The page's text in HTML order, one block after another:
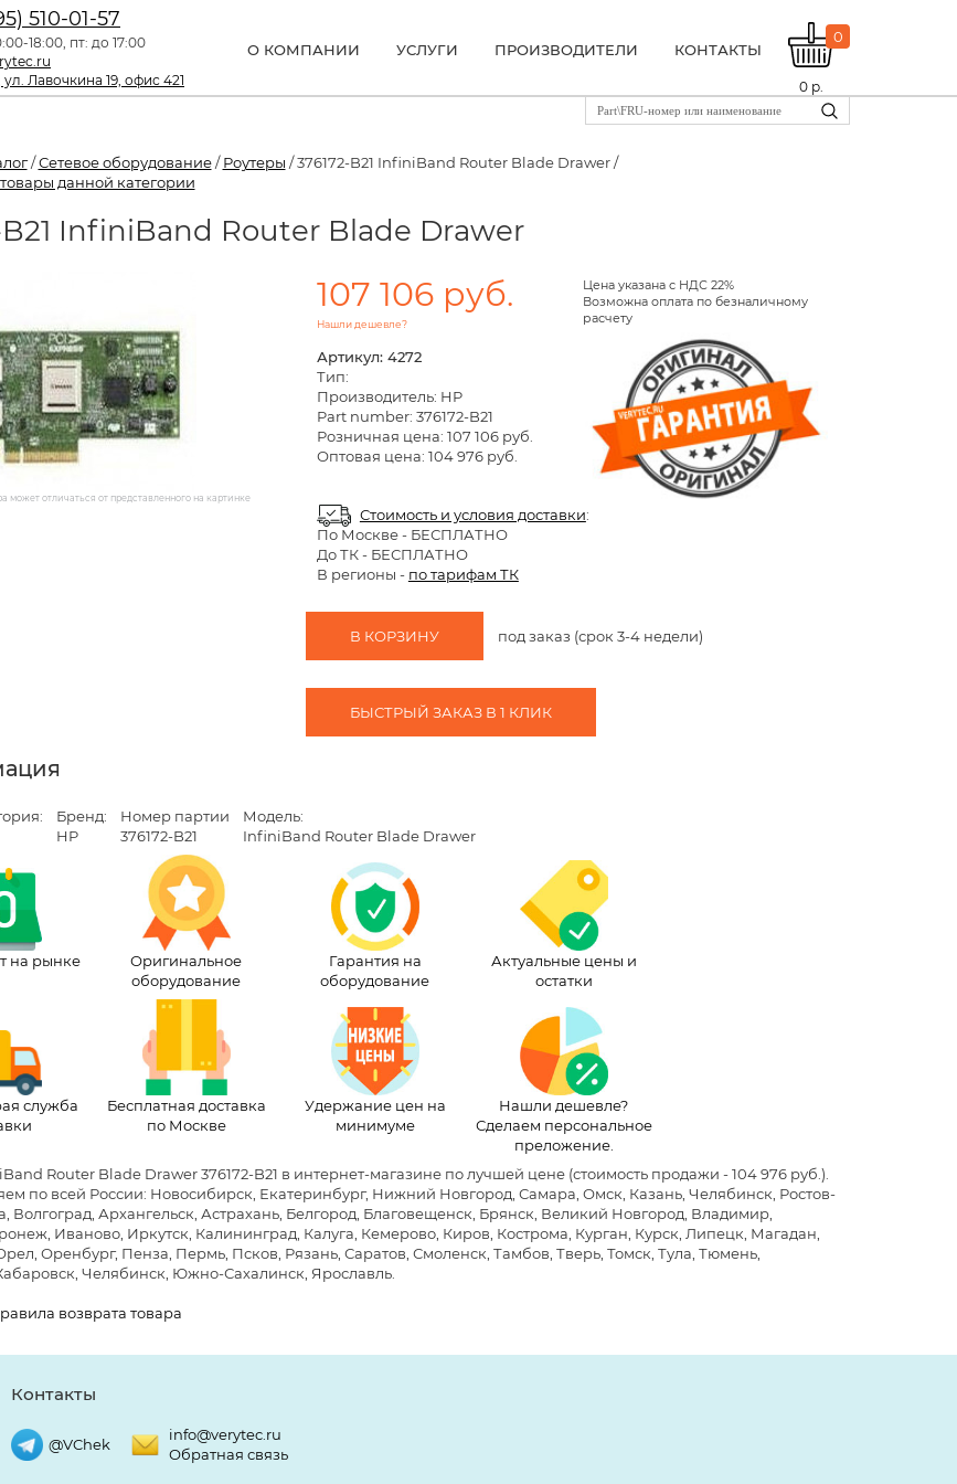
510-01-57
18:00, пт: до 17:00
Лавочкина 19, офис 421
О КОМПАНИИ УСЛУГИ ПРОИЗВОДИТЕЛИ КОНТАКТЫ
0
0 р.
/Сетевое оборудование/Роутеры / 376172-B21 InfiniBand Router Blade Drawer /
данной категории
B21 InfiniBand Router Blade Drawer
может отличаться от представленного на картинке
107 106 руб.
Нашли дешевле?
Цена указана с НДС 22%
Возможна оплата по безналичному
расчету
Артикул: 4272
Тип:
Производитель: HP
Part number: 376172-B21
Розничная цена: 107 106 руб.
Оптовая цена: 104 976 руб.
Стоимость и условия доставки:
По Москве- БЕСПЛАТНО
До ТК - БЕСПЛАТНО
В регионы - по тарифам ТК
В КОРЗИНУ под заказ (срок 3-4 недели)
БЫСТРЫЙ ЗАКАЗ В 1 КЛИК
Бренд:
HP
Номер партии
376172-B21
Модель:
InfiniBand Router Blade Drawer
на рынке
Оригинальное
оборудование
Гарантия на
оборудование
Актуальные цены и
остатки
служба
Бесплатная доставка
по Москве
Удержание цен на
минимуме
Нашли дешевле?
Сделаем персональное
преложение.
Router Blade Drawer 376172-B21 в интернет-магазине по лучшей цене(стоимость продажи - 104 976 руб.)
по всей России: Новосибирск, Екатеринбург, Нижний Новгород, Самара, Омск, Казань, Челябинск, Ростов-
Волгоград, Архангельск, Астрахань, Белгород, Благовещенск, Брянск, Великий Новгород, Владимир,
Иваново, Иркутск, Калининград, Калуга, Кемерово, Киров, Кострома, Курган, Курск, Липецк, Магадан,
Оренбург, Пенза, Пермь, Псков, Рязань, Саратов, Смоленск, Тамбов, Тверь, Томск, Тула, Тюмень,
Челябинск, Южно-Сахалинск, Ярославль.
возврата товара
Контакты
@VChek
info@verytec.ru
Обратная связь